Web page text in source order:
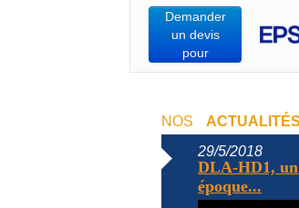
Demander
un devis
pour
NOS ACTUALITÉS
29/5/2018
DLA-HD1,
époque...